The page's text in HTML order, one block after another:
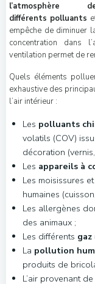
l’atmosphère
différents polluants
empêche de diminuer
concentration dans
ventilation permet de
Quels éléments
exhaustive des
l’air intérieur :
Les polluants
volatils (COV)
décoration
Les appareils à
Les moisissures et
humaines
Les allergènes
des animaux ;
Les différents gaz
La pollution
produits de
L’air provenant